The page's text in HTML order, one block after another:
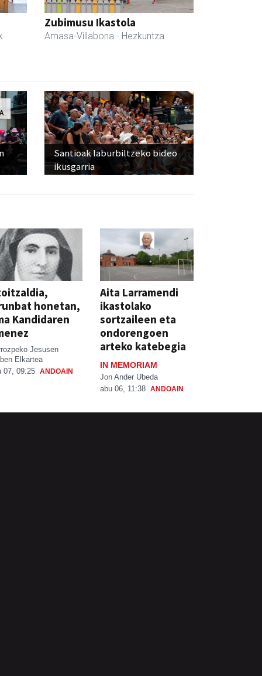
Zubimusu Ikastola
Amasa-Villabona - Hezkuntza
Santioak laburbiltzeko bideo
ikusgarria
honetan,
Kandidaren
Jesusen
Elkartea
07, 09:25 ANDOAIN
Aita Larramendi
ikastolako
sortzaileen eta
ondorengoen
arteko katebegia
IN MEMORIAM
Jon Ander Ubeda
abu 06, 11:38 ANDOAIN